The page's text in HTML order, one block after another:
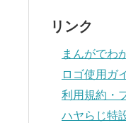
リンク
まんがでわ
ロゴ使用ガ
利用規約・
ハヤらじ特